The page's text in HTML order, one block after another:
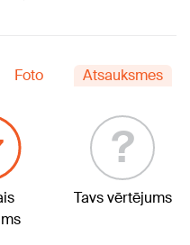
Foto Atsauksmes
?
Tavs vērtējums